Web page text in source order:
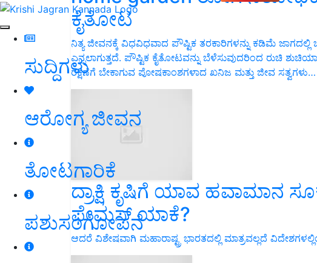
ಸುದ್ದಿಗಳು
ಆರೋಗ್ಯ ಜೀವನ
ತೋಟಗಾರಿಕೆ
ಪಶುಸಂಗೋಪನೆ
ಕೈತೋಟ
ನಿತ್ಯ ಜೀವನಕ್ಕೆ ವಿಧವಿಧವಾದ ಪೌಷ್ಟಿಕ ತರಕಾರಿಗಳನ್ನು ಕಡಿಮೆ
ಎನ್ನಲಾಗುತ್ತದೆ. ಪೌಷ್ಟಿಕ ಕೈತೋಟವನ್ನು ಬೆಳೆಸುವುದರಿಂದ ರುಚಿ
ರಕ್ಷಣೆಗೆ ಬೇಕಾಗುವ ಪೋಷಕಾಂಶಗಳಾದ ಖನಿಜ ಮತ್ತು ಜೀವ ಸತ್ವಗಳು…
ದ್ರಾಕ್ಷಿ ಕೃಷಿಗೆ ಯಾವ ಹವಾಮಾನ
ಫೇಮಸ್‌ ಯಾಕೆ?
ಆದರೆ ವಿಶೇಷವಾಗಿ ಮಹಾರಾಷ್ಟ್ರ ಭಾರತದಲ್ಲಿ ಮಾತ್ರವಲ್ಲದೆ